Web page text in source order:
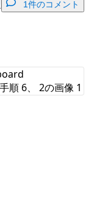
1件のコメント